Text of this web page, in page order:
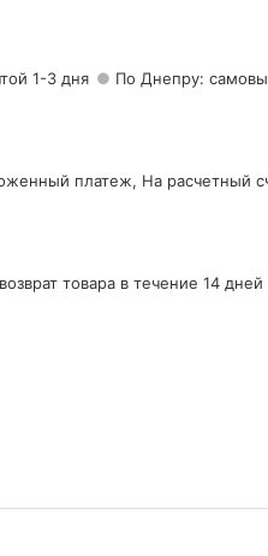
1-3 дня
По Днепру:
платеж, На расчетный
товара в течение 14 дней